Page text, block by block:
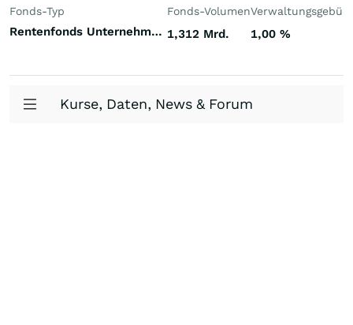
Fonds-Typ
Rentenfonds Unternehmensanleihen höherverzinst Welt Hartwährungen (Welt)
Fonds-Volumen
1,312 Mrd. 1,00 %
Kurse, Daten, News & Forum